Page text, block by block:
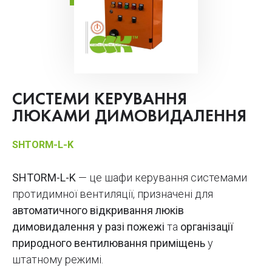
СИСТЕМИ КЕРУВАННЯ
ЛЮКАМИ ДИМОВИДАЛЕННЯ
SHTORM-L-K
SHTORM-L-K — це шафи керування системами
протидимної вентиляції, призначені для
автоматичного відкривання люків
димовидалення у разі пожежі та організації
природного вентилювання приміщеньу
штатному режимі.